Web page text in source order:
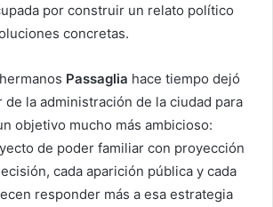
por construir un relato político
concretas.
Passaglia hace tiempo dejó
la administración de la ciudad para
objetivo mucho más ambicioso:
de poder familiar con proyección
cada aparición pública y cada
responder más a esa estrategia